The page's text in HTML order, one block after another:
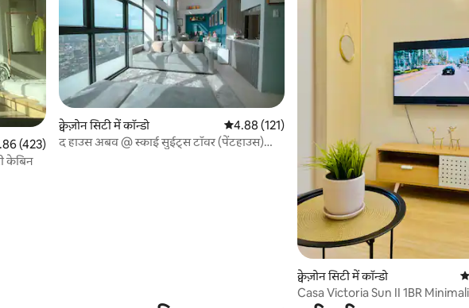
रेटिंग 5 में से 4.86, 423 समीक्षाएँ
(423)
केबिन
क्वेज़ोन सिटी में कॉन्डो औसत रेटिंग 5 में से 4.88, 121 समीक्षाएँ
4.88 (121)
द हाउस अबव @ स्काई सुईट्स टॉवर (पेंटहाउस)
क्वेज़ोन सिटी में कॉन्डो
Casa Victoria Sun II 1BR